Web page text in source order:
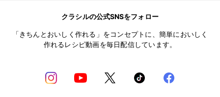
クラシルの公式SNSをフォロー
「きちんとおいしく作れる」をコンセプトに、簡単においしく
作れるレシピ動画を毎日配信しています。